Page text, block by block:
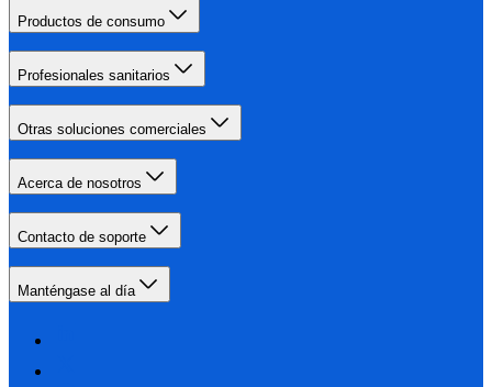
Productos de consumo
Profesionales sanitarios
Otras soluciones comerciales
Acerca de nosotros
Contacto de soporte
Manténgase al día